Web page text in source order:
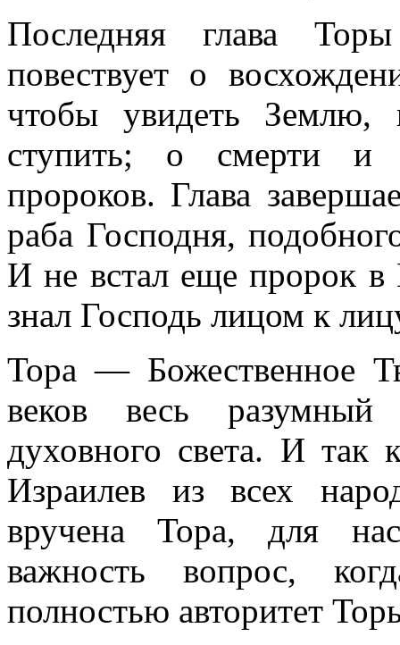
Последняя глава
повествует о
чтобы увидеть
ступить; о смерти и
пророков. Глава
раба Господня,
И не встал еще пророк в
знал Господь лицом к
Тора — Божественное
веков весь
духовного света. И так
Израилев из всех
вручена Тора, для
важность вопрос,
полностью авторитет